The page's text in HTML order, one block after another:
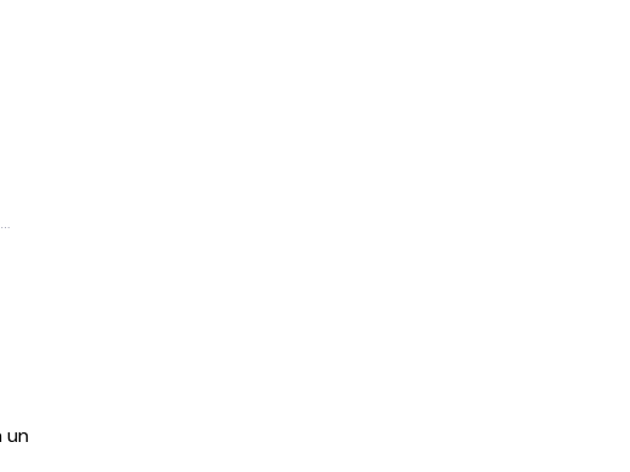
Roditori